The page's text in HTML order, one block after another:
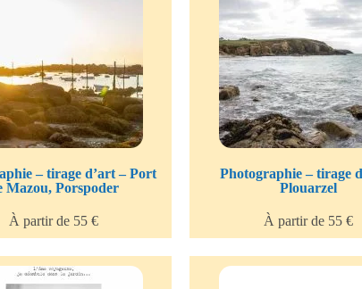
– tirage d’art – Port
Mazou, Porspoder
À partir de 55 €
Photographie – tirage
Plouarzel
À partir de 55 €